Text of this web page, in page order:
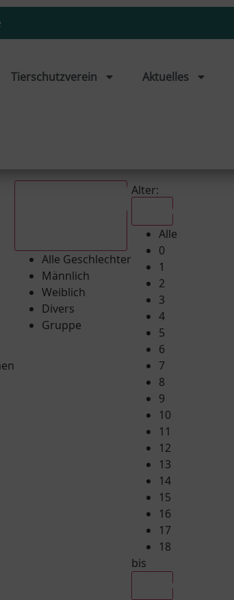
Tierschutzverein Aktuelles
Alle Geschlechter
Männlich
Weiblich
Divers
Gruppe
Alter:
Alle
0
1
2
3
4
5
6
7
8
9
10
11
12
13
14
15
16
17
18
bis